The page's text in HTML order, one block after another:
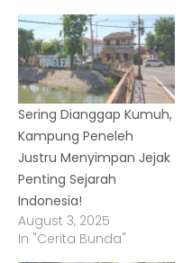
Sering Dianggap Kumuh,
Kampung Peneleh
Justru Menyimpan Jejak
Penting Sejarah
Indonesia!
August 3, 2025
In "Cerita Bunda"